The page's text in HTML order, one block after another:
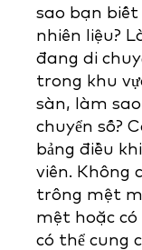
sao bạn biết
nhiên liệu?
đang di
trong khu
sàn, làm
chuyển số?
bảng điều
viên. Không
trông mệt
mệt hoặc
có thể cung